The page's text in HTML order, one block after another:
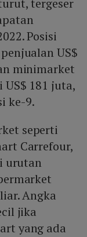
tergeser
Posisi
US$
minimarket
181 juta,
ke-9.
seperti
Carrefour,
urutan
Angka
jika
yang ada